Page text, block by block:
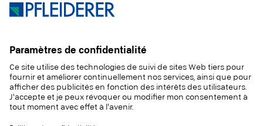
PRODUITS
SOLUTIONS
DURABILITÉ
MAGAZINE
INFORMATIONS
CONTACT